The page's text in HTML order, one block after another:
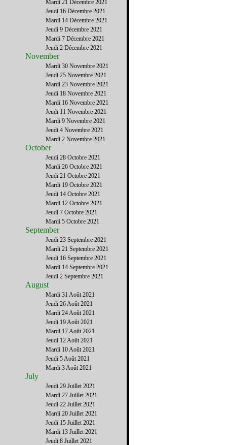
Mardi 21 Décembre 2021
Jeudi 16 Décembre 2021
Mardi 14 Décembre 2021
Jeudi 9 Décembre 2021
Mardi 7 Décembre 2021
Jeudi 2 Décembre 2021
November
Mardi 30 Novembre 2021
Jeudi 25 Novembre 2021
Mardi 23 Novembre 2021
Jeudi 18 Novembre 2021
Mardi 16 Novembre 2021
Jeudi 11 Novembre 2021
Mardi 9 Novembre 2021
Jeudi 4 Novembre 2021
Mardi 2 Novembre 2021
October
Jeudi 28 Octobre 2021
Mardi 26 Octobre 2021
Jeudi 21 Octobre 2021
Mardi 19 Octobre 2021
Jeudi 14 Octobre 2021
Mardi 12 Octobre 2021
Jeudi 7 Octobre 2021
Mardi 5 Octobre 2021
September
Jeudi 23 Septembre 2021
Mardi 21 Septembre 2021
Jeudi 16 Septembre 2021
Mardi 14 Septembre 2021
Jeudi 2 Septembre 2021
August
Mardi 31 Août 2021
Jeudi 26 Août 2021
Mardi 24 Août 2021
Jeudi 19 Août 2021
Mardi 17 Août 2021
Jeudi 12 Août 2021
Mardi 10 Août 2021
Jeudi 5 Août 2021
Mardi 3 Août 2021
July
Jeudi 29 Juillet 2021
Mardi 27 Juillet 2021
Jeudi 22 Juillet 2021
Mardi 20 Juillet 2021
Jeudi 15 Juillet 2021
Mardi 13 Juillet 2021
Jeudi 8 Juillet 2021